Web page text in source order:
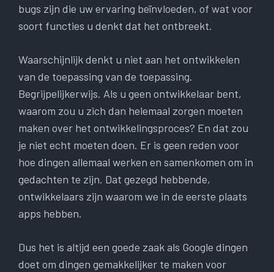
bugs zijn die uw ervaring beïnvloeden, of wat voor
soort functies u denkt dat het ontbreekt.
Waarschijnlijk denkt u niet aan het ontwikkelen
van de toepassing van de toepassing.
Begrijpelijkerwijs. Als u geen ontwikkelaar bent,
waarom zou u zich dan helemaal zorgen moeten
maken over het ontwikkelingsproces? En dat zou
je niet echt moeten doen. Er is geen reden voor
hoe dingen allemaal werken en samenkomen om in
gedachten te zijn. Dat gezegd hebbende,
ontwikkelaars zijn waarom we in de eerste plaats
apps hebben.
Dus het is altijd een goede zaak als Google dingen
doet om dingen gemakkelijker te maken voor